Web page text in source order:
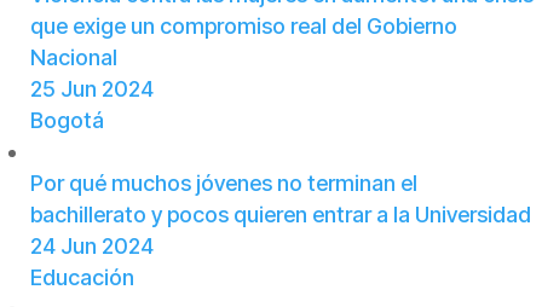
que exige un compromiso real del Gobierno
Nacional
25 Jun 2024
Bogotá
Por qué muchos jóvenes no terminan el
bachillerato y pocos quieren entrar a la Universidad
24 Jun 2024
Educación